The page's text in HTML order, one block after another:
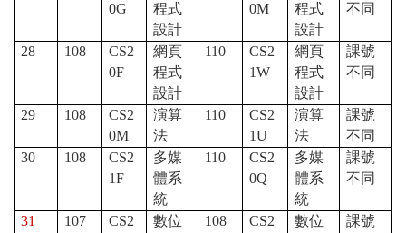
0G
程式
設計
0M
程式
設計
不同
28 108
CS2
0F
網頁
程式
設計
110
CS2
1W
網頁
程式
設計
課號
不同
29 108
CS2
0M
演算
法
110
CS2
1U
演算
法
課號
不同
30
108
CS2
1F
多媒
體系
統
110
CS2
0Q
多媒
體系
統
課號
不同
31 107
CS2
數位
108
CS2
數位
課號